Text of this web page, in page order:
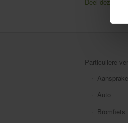
Deel deze
Particuliere
Auto
Bromfiets